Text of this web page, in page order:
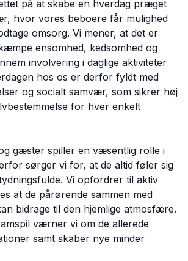
på at skabe en hverdag præget
hvor vores beboere får mulighed
omsorg. Vi mener, at det er
ensomhed, kedsomhed og
involvering i daglige aktiviteter
hos os er derfor fyldt med
og socialt samvær, som sikrer høj
for hver enkelt
gæster spiller en væsentlig rolle i
sørger vi for, at de altid føler sig
Vi opfordrer til aktiv
at de pårørende sammen med
bidrage til den hjemlige atmosfære.
værner vi om de allerede
samt skaber nye minder